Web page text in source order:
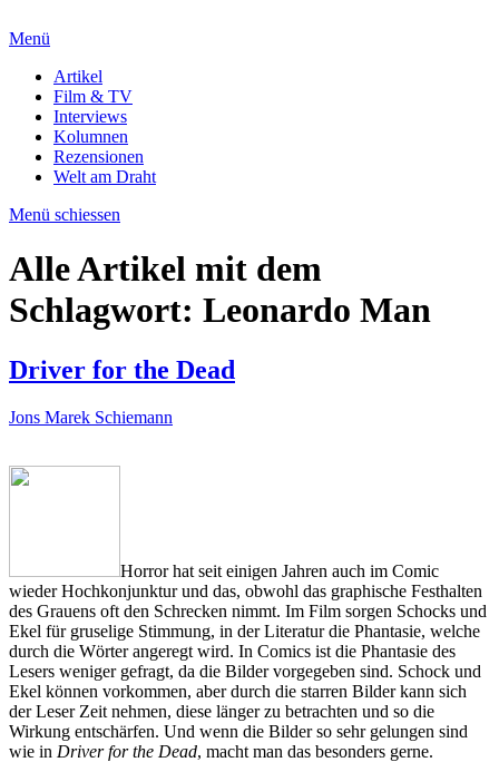
Menü
Artikel
Film & TV
Interviews
Kolumnen
Rezensionen
Welt am Draht
Menü schiessen
Alle Artikel mit dem
Schlagwort: Leonardo Man
Driver for the Dead
Jons Marek Schiemann
Horror hat seit einigen Jahren auch im Comic
wieder Hochkonjunktur und das, obwohl das graphische Festhalten
des Grauens oft den Schrecken nimmt. Im Film sorgen Schocks und
Ekel für gruselige Stimmung, in der Literatur die Phantasie, welche
durch die Wörter angeregt wird. In Comics ist die Phantasie des
Lesers weniger gefragt, da die Bilder vorgegeben sind. Schock und
Ekel können vorkommen, aber durch die starren Bilder kann sich
der Leser Zeit nehmen, diese länger zu betrachten und so die
Wirkung entschärfen. Und wenn die Bilder so sehr gelungen sind
wie in Driver for the Dead, macht man das besonders gerne.